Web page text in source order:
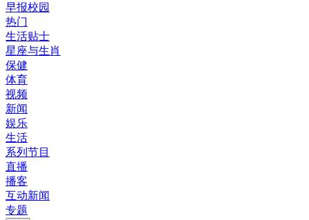
早报校园
热门
生活贴士
星座与生肖
保健
体育
视频
新闻
娱乐
生活
系列节目
直播
播客
互动新闻
专题